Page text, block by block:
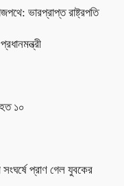
ভারপ্রাপ্ত রাষ্ট্রপতি
১০
প্রাণ গেল যুবকের